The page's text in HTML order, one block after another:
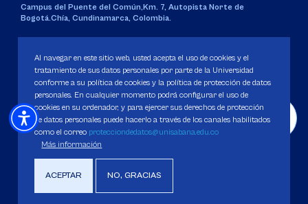
Campus del Puente del Común,Km. 7, Autopista Norte de
Bogotá.Chía, Cundinamarca, Colombia.
Personería Jurídica:Resolución 130 del 14 de enero de 1980.
Ministerio de Educación Nacional.
Política de Protección de datos
Derechos Pecuniarios
Al navegar en este sitio web, usted acepta el uso de cookies y el
tratamiento de sus datos personales por parte de la Universidad
conforme a su política de cookies y la política de protección de datos
personales. En cualquier momento podrá configurar el uso de
cookies en su ordenador, y para ejercer sus derechos de protección
de datos personales puede hacerlo a través de los canales habilitados
como el correo protecciondedatos@unisabana.edu.co
Más información
ACEPTAR NO, GRACIAS